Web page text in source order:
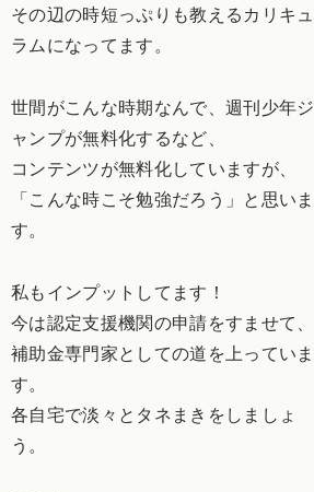
その辺の時短っぷりも教えるカリキュ
ラムになってます。
世間がこんな時期なんで、週刊少年ジ
ャンプが無料化するなど、
コンテンツが無料化していますが、
「こんな時こそ勉強だろう」と思いま
す。
私もインプットしてます！
今は認定支援機関の申請をすませて、
補助金専門家としての道を上っていま
す。
各自宅で淡々とタネまきをしましょ
う。